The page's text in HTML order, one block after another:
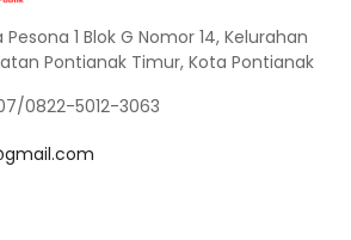
1 Blok G Nomor 14, Kelurahan
Pontianak Timur, Kota Pontianak
0822-5012-3063